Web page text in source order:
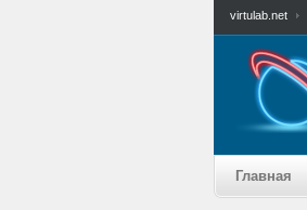
virtulab.net
Главная